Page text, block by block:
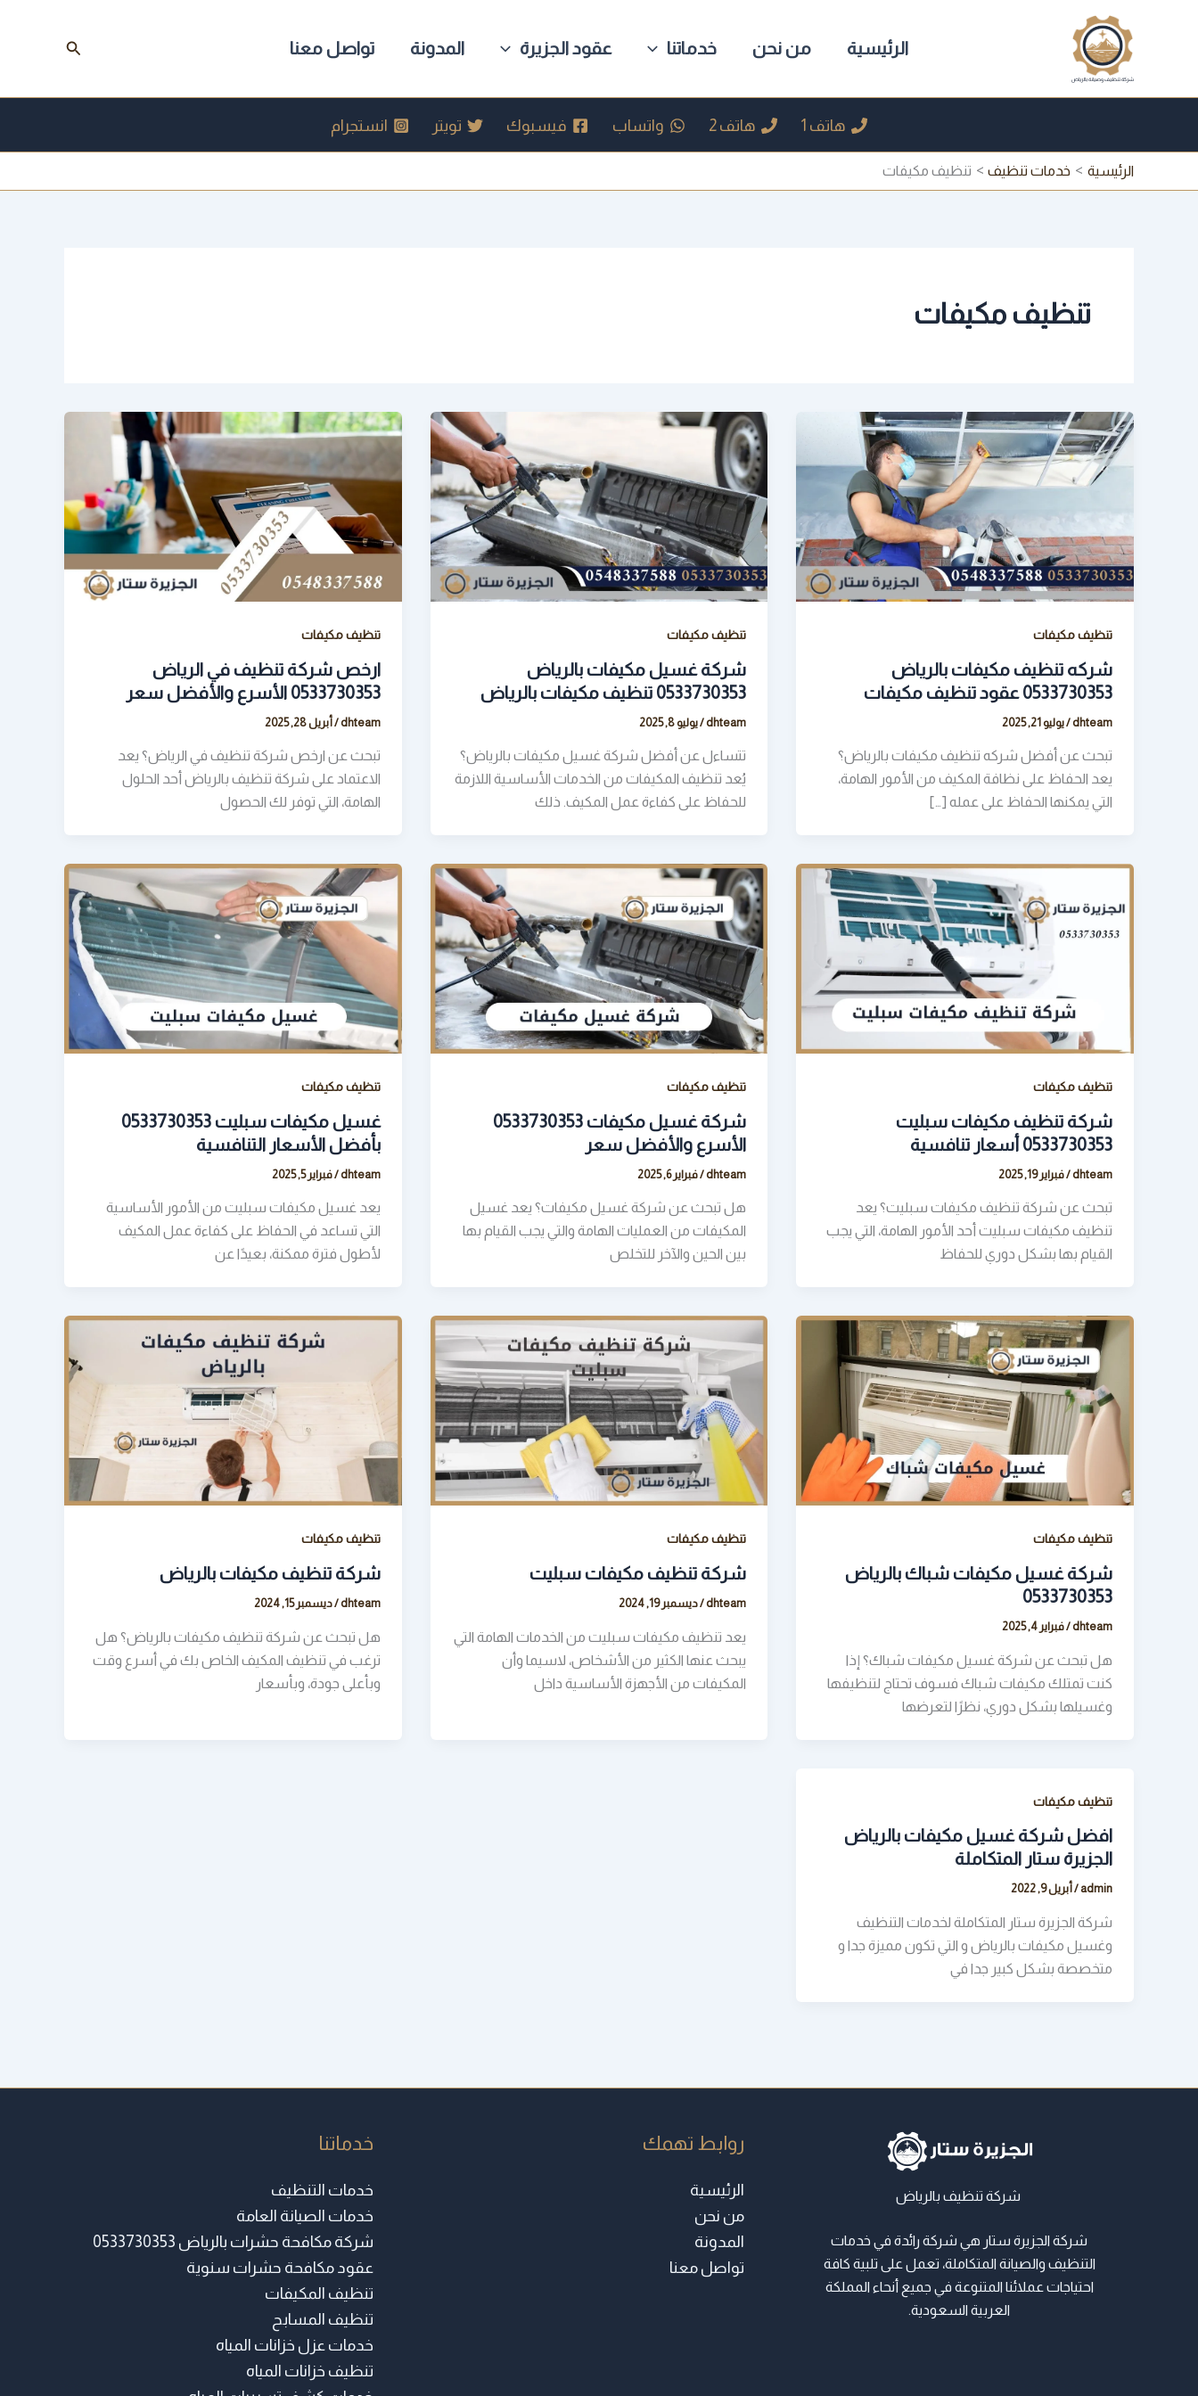
شركة تنظيف وصيانة بالرياض
الرئيسية من نحن خدماتنا عقود الجزيرة المدونة تواصل معنا البحث
هاتف 1 هاتف 2 واتساب فيسبوك تويتر انستجرام
الرئيسية خدمات تنظيف تنظيف مكيفات
تنظيف مكيفات
تنظيف مكيفات
شركه تنظيف مكيفات بالرياض
0533730353 عقود تنظيف مكيفات
dhteam
/يوليو 21, 2025
تبحث عن أفضل شركه تنظيف مكيفات بالرياض؟
يعد الحفاظ على نظافة المكيف من الأمور الهامة،
التي يمكنها الحفاظ على عمله […]
تنظيف مكيفات
شركة غسيل مكيفات بالرياض
0533730353 تنظيف مكيفات بالرياض
dhteam
/يوليو 8, 2025
تتساءل عن أفضل شركة غسيل مكيفات بالرياض؟
يُعد تنظيف المكيفات من الخدمات الأساسية اللازمة
للحفاظ على كفاءة عمل المكيف. ذلك
تنظيف مكيفات
ارخص شركة تنظيف في الرياض
0533730353 الأسرع والأفضل سعر
dhteam
/أبريل 28, 2025
تبحث عن ارخص شركة تنظيف في الرياض؟ يعد
الاعتماد على شركة تنظيف بالرياض أحد الحلول
الهامة، التي توفر لك الحصول
تنظيف مكيفات
شركة تنظيف مكيفات سبليت
0533730353 أسعار تنافسية
dhteam
/فبراير 19, 2025
تبحث عن شركة تنظيف مكيفات سبليت؟ يعد
تنظيف مكيفات سبليت أحد الأمور الهامة، التي يجب
القيام بها بشكل دوري للحفاظ
تنظيف مكيفات
شركة غسيل مكيفات 0533730353
الأسرع والأفضل سعر
dhteam
/فبراير 6, 2025
هل تبحث عن شركة غسيل مكيفات؟ يعد غسيل
المكيفات من العمليات الهامة والتي يجب القيام بها
بين الحين والآخر للتخلص
تنظيف مكيفات
غسيل مكيفات سبليت 0533730353
بأفضل الأسعار التنافسية
dhteam
/فبراير 5, 2025
يعد غسيل مكيفات سبليت من الأمور الأساسية
التي تساعد في الحفاظ على كفاءة عمل المكيف
لأطول فترة ممكنة، بعيدًا عن
تنظيف مكيفات
شركة غسيل مكيفات شباك بالرياض
0533730353
dhteam
/فبراير 4, 2025
هل تبحث عن شركة غسيل مكيفات شباك؟ إذا
كنت تمتلك مكيفات شباك فسوف تحتاج لتنظيفها
وغسيلها بشكل دوري، نظرًا لتعرضها
تنظيف مكيفات
شركة تنظيف مكيفات سبليت
dhteam
/ديسمبر 19, 2024
يعد تنظيف مكيفات سبليت من الخدمات الهامة التي
يبحث عنها الكثير من الأشخاص، لاسيما وأن
المكيفات من الأجهزة الأساسية داخل
تنظيف مكيفات
شركة تنظيف مكيفات بالرياض
dhteam
/ديسمبر 15, 2024
هل تبحث عن شركة تنظيف مكيفات بالرياض؟ هل
ترغب في تنظيف المكيف الخاص بك في أسرع وقت
وبأعلى جودة، وبأسعار
تنظيف مكيفات
افضل شركة غسيل مكيفات بالرياض
الجزيرة ستار المتكاملة
admin
/أبريل 9, 2022
شركة الجزيرة ستار المتكاملة لخدمات التنظيف
وغسيل مكيفات بالرياض و التي تكون مميزة جدا و
متخصصة بشكل كبير جدا في
شركة تنظيف بالرياض
شركة الجزيرة ستار هي شركة رائدة في خدمات
التنظيف والصيانة المتكاملة، تعمل على تلبية كافة
احتياجات عملائنا المتنوعة في جميع أنحاء المملكة
العربية السعودية.
روابط تهمك
الرئيسية
من نحن
المدونة
تواصل معنا
خدماتنا
خدمات التنظيف
خدمات الصيانة العامة
شركة مكافحة حشرات بالرياض 0533730353
عقود مكافحة حشرات سنوية
تنظيف المكيفات
تنظيف المسابح
خدمات عزل خزانات المياه
تنظيف خزانات المياه